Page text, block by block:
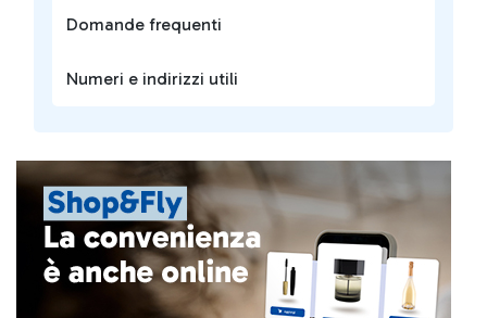
Domande frequenti
Numeri e indirizzi utili